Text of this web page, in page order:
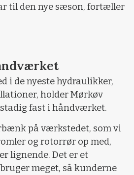
til den nye sæson, fortæller
i de nyeste hydraulikker,
holder Mørkøv
fast i håndværket.
på værkstedet, som vi
og rotorrør op med,
lignende. Det er et
meget, så kunderne